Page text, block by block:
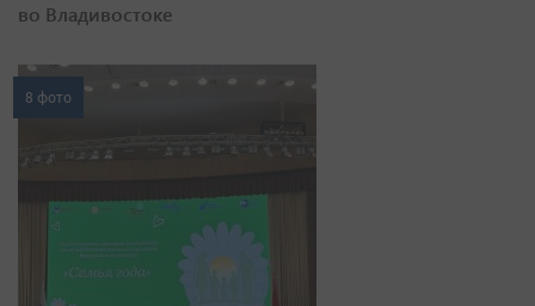
во Владивостоке
8 фото